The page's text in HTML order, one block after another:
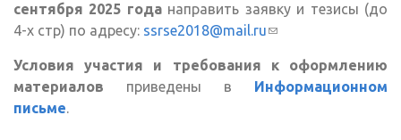
сентября 2025 годанаправить заявку и тезисы (до
4-х стр) по адресу: ssrse2018@mail.ru(ссылка для
Условия участия и требования к оформлению
материалов приведены в Информационном
письме.